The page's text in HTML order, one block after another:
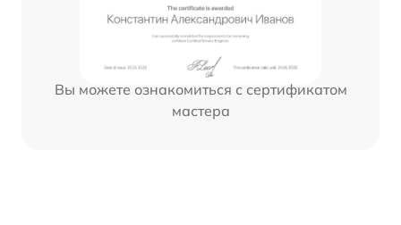
Вы можете ознакомиться с сертификатом
мастера